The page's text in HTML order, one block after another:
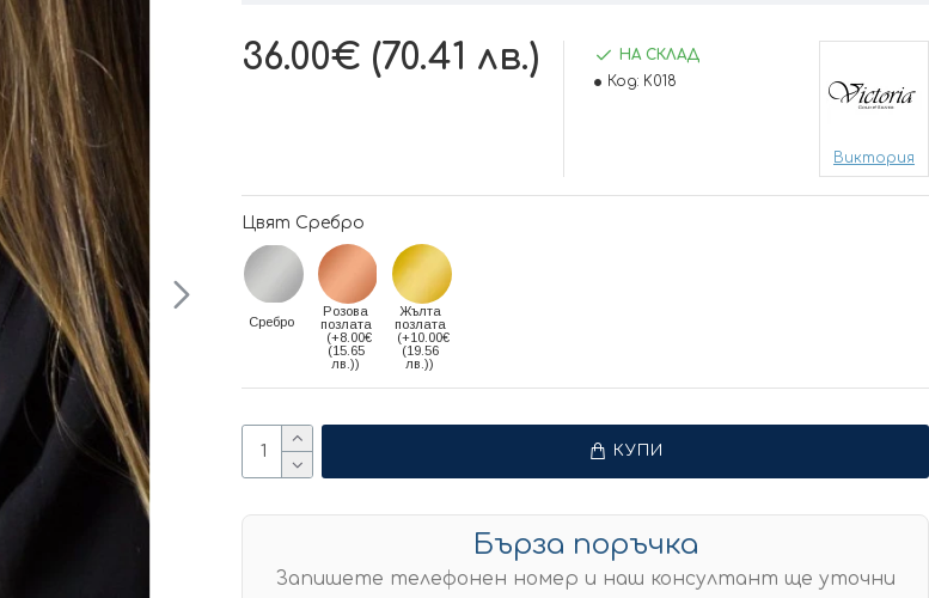
36.00€ (70.41 лв.)
НА СКЛАД
Код: K018
Виктория
Цвят Сребро
Сребро
Розова
позлата
(+8.00€
(15.65
лв.))
Жълта
позлата
(+10.00€
(19.56
лв.))
КУПИ
Бърза поръчка
Запишете телефонен номер и наш консултант ще уточни